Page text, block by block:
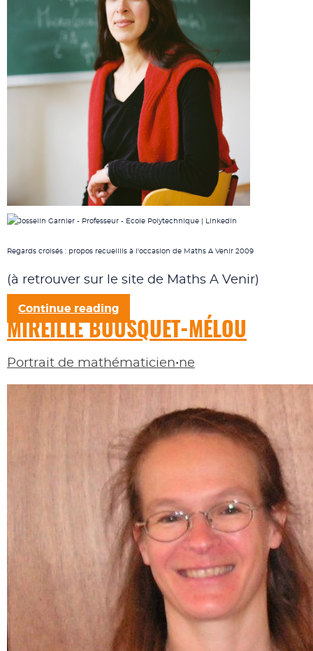
Regards croisés : propos recueillis à l'occasion de Maths A Venir 2009
(à retrouver sur le site de Maths A Venir)
Continue reading
MIREILLE BOUSQUET-MÉLOU
Portrait de mathématicien•ne